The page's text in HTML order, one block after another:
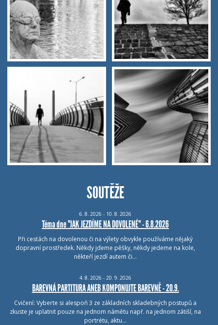
SOUTĚŽE
6. 8. 2026 - 10. 8. 2026
Téma dne "JAK JEZDÍME NA DOVOLENÉ" - 6.8.2026
Při cestách na dovolenou či na výlety obvykle používáme nějaký
dopravní prostředek. Někdy jdeme pěšky, někdy jedeme na kole,
někteří jezdí autem či…
4. 8. 2026 - 20. 9. 2026
BAREVNÁ PARTITURA ANEB KOMPONUJTE BAREVNĚ - 20.9.
Cvičení: Vyberte si alespoň 3 ze základních skladebných postupů a
zkuste je uplatnit pouze na jednom námětu např. na jednom zátiší, na
portrétu, aktu…